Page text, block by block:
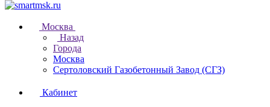
Москва
Назад
Города
Москва
Сертоловский Газобетонный Завод (СГЗ)
Кабинет